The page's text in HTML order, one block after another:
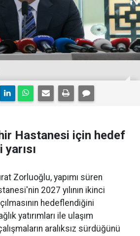
Hastanesi için hedef
Zorluoğlu, yapımı süren
2027 yılının ikinci
hedeflendiğini
yatırımları ile ulaşım
aralıksız sürdüğünü